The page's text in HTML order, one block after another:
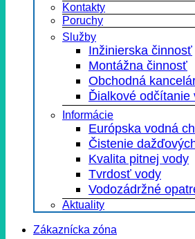
Kontakty
Poruchy
Služby
Inžinierska činnosť
Montážna činnosť
Obchodná
Ďialkové odčítanie
Informácie
Európska vodná
Čistenie
Kvalita pitnej vody
Tvrdosť vody
Vodozádržné
Aktuality
Zákaznícka zóna